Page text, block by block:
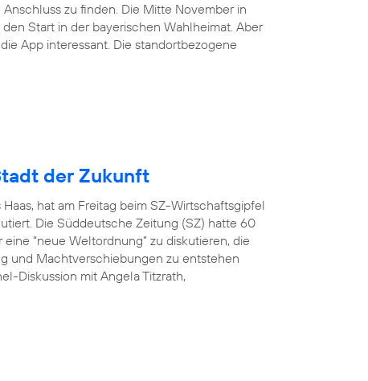
zu finden. Die Mitte November in
Start in der bayerischen Wahlheimat. Aber
App interessant. Die standortbezogene
der Zukunft
hat am Freitag beim SZ-Wirtschaftsgipfel
Die Süddeutsche Zeitung (SZ) hatte 60
“neue Weltordnung” zu diskutieren, die
und Machtverschiebungen zu entstehen
Diskussion mit Angela Titzrath,